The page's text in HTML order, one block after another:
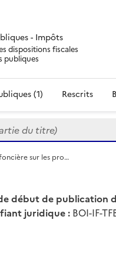
- Impôts
dispositions fiscales
publiques
(1) Rescrits
du titre)
sur les pro…
début de publication
juridique : BOI-IF-